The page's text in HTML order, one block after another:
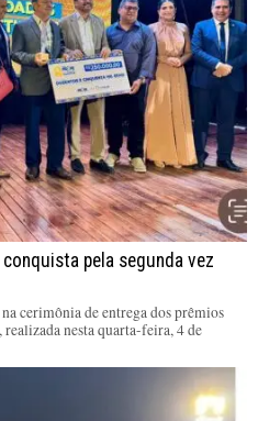
conquista pela segunda vez
cerimônia de entrega dos prêmios
nesta quarta-feira, 4 de